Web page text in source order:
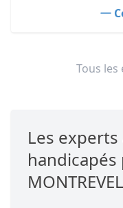
Tous
Les